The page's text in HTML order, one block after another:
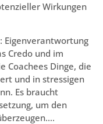
Wirkungen
Eigenverantwortung
Credo und im
Coachees Dinge, die
und in stressigen
Es braucht
um den